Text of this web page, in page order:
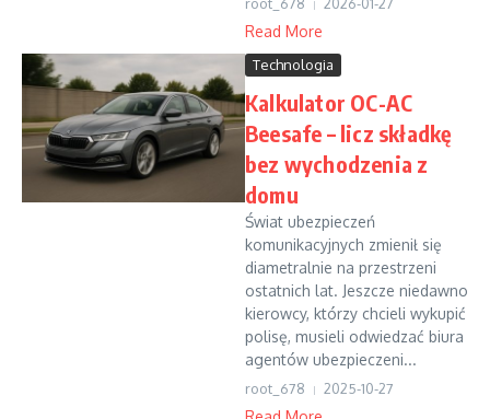
Read More
Technologia
Kalkulator OC-AC
Beesafe – licz składkę
bez wychodzenia z
domu
Świat ubezpieczeń
komunikacyjnych zmienił się
diametralnie na przestrzeni
ostatnich lat. Jeszcze niedawno
kierowcy, którzy chcieli wykupić
polisę, musieli odwiedzać biura
agentów ubezpieczeni...
root_678 2025-10-27